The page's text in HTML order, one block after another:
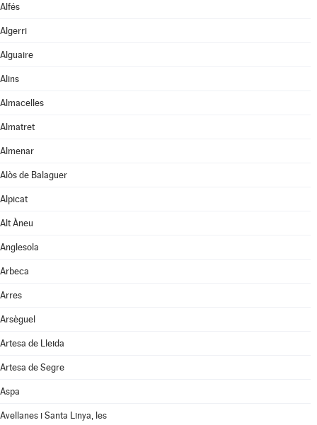
Alfés
Algerri
Alguaire
Alins
Almacelles
Almatret
Almenar
Alòs de Balaguer
Alpicat
Alt Àneu
Anglesola
Arbeca
Arres
Arsèguel
Artesa de Lleida
Artesa de Segre
Aspa
Avellanes i Santa Linya, les